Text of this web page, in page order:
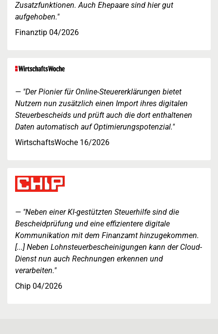
Zusatzfunktionen. Auch Ehepaare sind hier gut
aufgehoben."
Finanztip 04/2026
"Der Pionier für Online-Steuererklärungen bietet
Nutzern nun zusätzlich einen Import ihres digitalen
Steuerbescheids und prüft auch die dort enthaltenen
Daten automatisch auf Optimierungspotenzial."
WirtschaftsWoche 16/2026
"Neben einer KI-gestützten Steuerhilfe sind die
Bescheidprüfung und eine effizientere digitale
Kommunikation mit dem Finanzamt hinzugekommen.
[...] Neben Lohnsteuerbescheinigungen kann der Cloud-
Dienst nun auch Rechnungen erkennen und
verarbeiten."
Chip 04/2026